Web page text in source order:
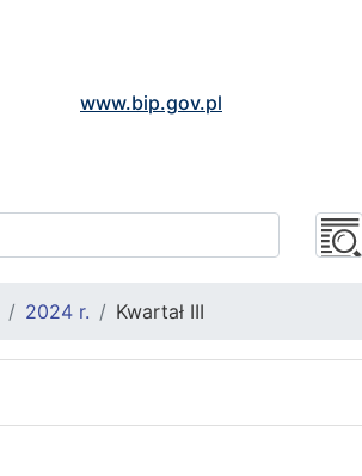
www.bip.gov.pl
2024 r. Kwartał III